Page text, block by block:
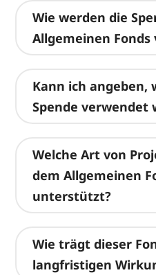
Wie werden die
Allgemeinen
Kann ich angeben,
Spende verwendet
Welche Art von
dem Allgemeinen
unterstützt?
Wie trägt dieser
langfristigen